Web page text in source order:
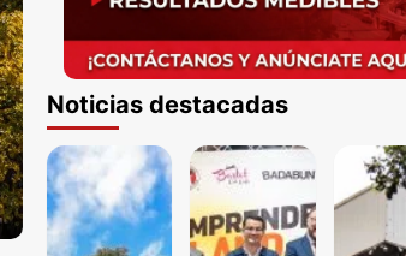
Noticias destacadas